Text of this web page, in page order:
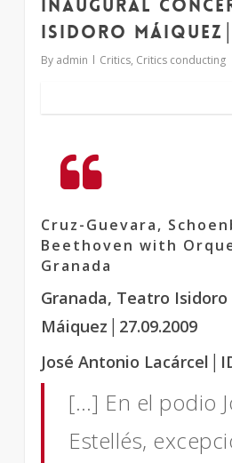
Inaugural
Isidoro
By admin Critics, Critics conducting
Cruz-Guevara,
Beethoven with
Granada
Granada, Teatro Isidoro
Máiquez │27.09.2009
José Antonio Lacárcel
[…] En el podio
Estellés,